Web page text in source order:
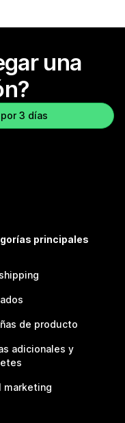
una
3 días
principales
de producto
adicionales y
marketing